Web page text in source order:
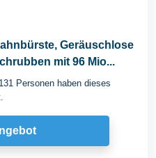
Geräuschlose
mit 96 Mio...
Personen haben dieses